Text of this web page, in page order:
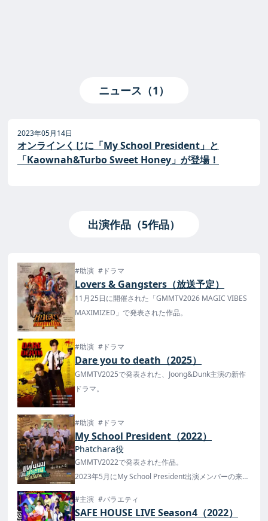
ニュース（1）
2023年05月14日
オンラインくじに「My School President」と
「Kaownah&Turbo Sweet Honey」が登場！
出演作品（5作品）
#助演 #ドラマ
Lovers & Gangsters（放送予定）
11月25日に開催された「GMMTV2026 MAGIC VIBES
MAXIMIZED」で発表された作品。
#助演 #ドラマ
Dare you to death（2025）
GMMTV2025で発表された、Joong&Dunk主演の新作
ドラマ。
#助演 #ドラマ
My School President（2022）
Phatchara役
GMMTV2022で発表された作品。
2023年5月にMy School President出演メンバーの来日
#主演 #バラエティ
SAFE HOUSE LIVE Season4（2022）